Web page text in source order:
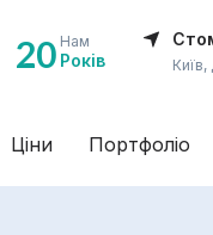
20 Нам
Років
Ціни Портфоліо